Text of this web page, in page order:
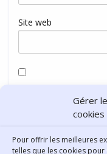
Gérer
cookies
Pour offrir les meilleures
telles que les cookies
Site web
navigateur pour